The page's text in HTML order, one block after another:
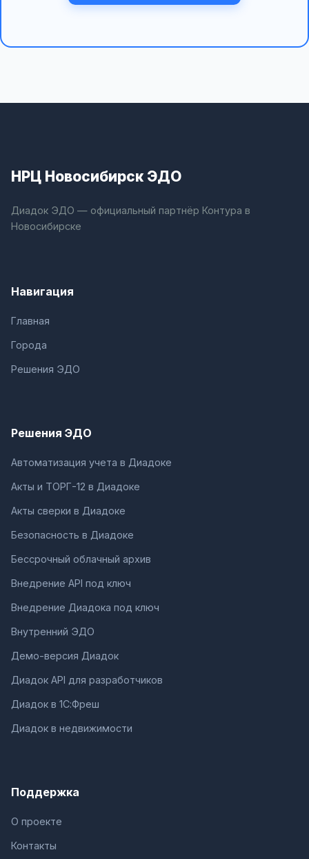
НРЦ Новосибирск ЭДО
Диадок ЭДО — официальный партнёр Контура в
Новосибирске
Навигация
Главная
Города
Решения ЭДО
Решения ЭДО
Автоматизация учета в Диадоке
Акты и ТОРГ-12 в Диадоке
Акты сверки в Диадоке
Безопасность в Диадоке
Бессрочный облачный архив
Внедрение API под ключ
Внедрение Диадока под ключ
Внутренний ЭДО
Демо-версия Диадок
Диадок API для разработчиков
Диадок в 1С:Фреш
Диадок в недвижимости
Поддержка
О проекте
Контакты